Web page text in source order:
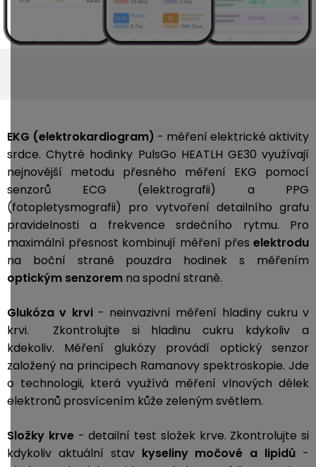
EKG (elektrokardiogram) - měření elektrické aktivity
srdce. Chytré hodinky PulsGo HEATLH GE30 využívají
nejnovější metodu přesného měření EKG pomocí
senzorů ECG (elektrografii) a PPG
(fotopletysmografii) pro vytvoření detailního grafu
pravidelnosti a frekvence srdečního rytmu. Pro
maximální přesnost kombinují měření přes elektrodu
na boční straně pouzdra hodinek s měřením
optickým senzorem na spodní straně.
Glukóza v krvi- neinvazivní měření hladiny cukru v
krvi. Zkontrolujte si hladinu cukru kdykoliv a
kdekoliv. Měření glukózy provádí optický senzor
založený na principech Ramanovy spektroskopie. Jde
o technologii, která využívá měření vlnových délek
elektronů prosvícením kůže zeleným světlem.
Složky krve- detailní test složek krve. Zkontrolujte si
kdykoliv aktuální stav kyseliny močové a lipidů -